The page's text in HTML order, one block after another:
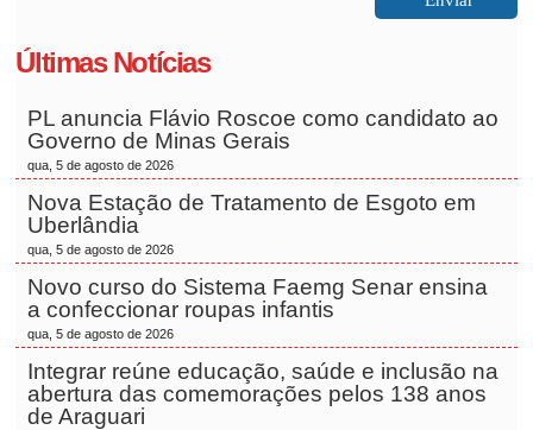
Últimas Notícias
PL anuncia Flávio Roscoe como candidato ao
Governo de Minas Gerais
qua, 5 de agosto de 2026
Nova Estação de Tratamento de Esgoto em
Uberlândia
qua, 5 de agosto de 2026
Novo curso do Sistema Faemg Senar ensina
a confeccionar roupas infantis
qua, 5 de agosto de 2026
Integrar reúne educação, saúde e inclusão na
abertura das comemorações pelos 138 anos
de Araguari